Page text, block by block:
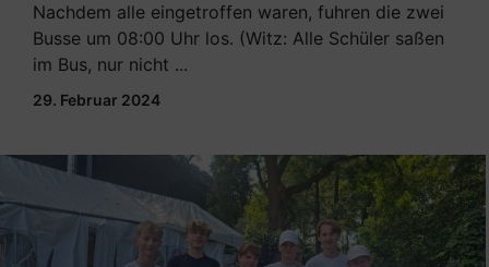
Nachdem alle eingetroffen waren, fuhren die zwei
Busse um 08:00 Uhr los. (Witz: Alle Schüler saßen
im Bus, nur nicht ...
29. Februar 2024